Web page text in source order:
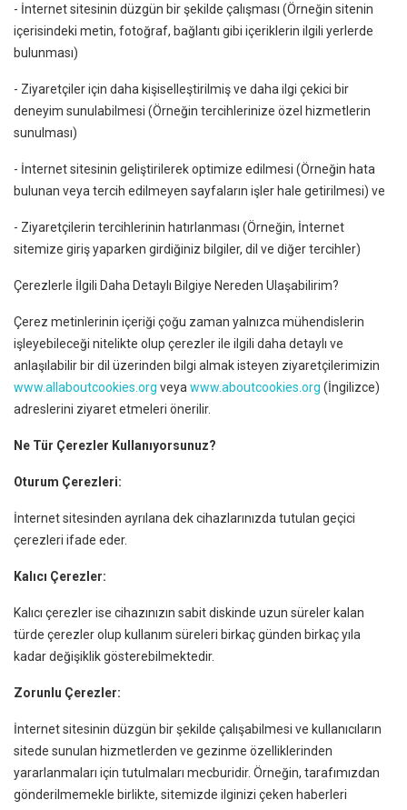
- İnternet sitesinin düzgün bir şekilde çalışması (Örneğin sitenin
içerisindeki metin, fotoğraf, bağlantı gibi içeriklerin ilgili yerlerde
bulunması)
- Ziyaretçiler için daha kişiselleştirilmiş ve daha ilgi çekici bir
deneyim sunulabilmesi (Örneğin tercihlerinize özel hizmetlerin
sunulması)
- İnternet sitesinin geliştirilerek optimize edilmesi (Örneğin hata
bulunan veya tercih edilmeyen sayfaların işler hale getirilmesi) ve
- Ziyaretçilerin tercihlerinin hatırlanması (Örneğin, İnternet
sitemize giriş yaparken girdiğiniz bilgiler, dil ve diğer tercihler)
Çerezlerle İlgili Daha Detaylı Bilgiye Nereden Ulaşabilirim?
Çerez metinlerinin içeriği çoğu zaman yalnızca mühendislerin
işleyebileceği nitelikte olup çerezler ile ilgili daha detaylı ve
anlaşılabilir bir dil üzerinden bilgi almak isteyen ziyaretçilerimizin
www.allaboutcookies.org veya www.aboutcookies.org (İngilizce)
adreslerini ziyaret etmeleri önerilir.
Ne Tür Çerezler Kullanıyorsunuz?
Oturum Çerezleri:
İnternet sitesinden ayrılana dek cihazlarınızda tutulan geçici
çerezleri ifade eder.
Kalıcı Çerezler:
Kalıcı çerezler ise cihazınızın sabit diskinde uzun süreler kalan
türde çerezler olup kullanım süreleri birkaç günden birkaç yıla
kadar değişiklik gösterebilmektedir.
Zorunlu Çerezler:
İnternet sitesinin düzgün bir şekilde çalışabilmesi ve kullanıcıların
sitede sunulan hizmetlerden ve gezinme özelliklerinden
yararlanmaları için tutulmaları mecburidir. Örneğin, tarafımızdan
gönderilmemekle birlikte, sitemizde ilginizi çeken haberleri